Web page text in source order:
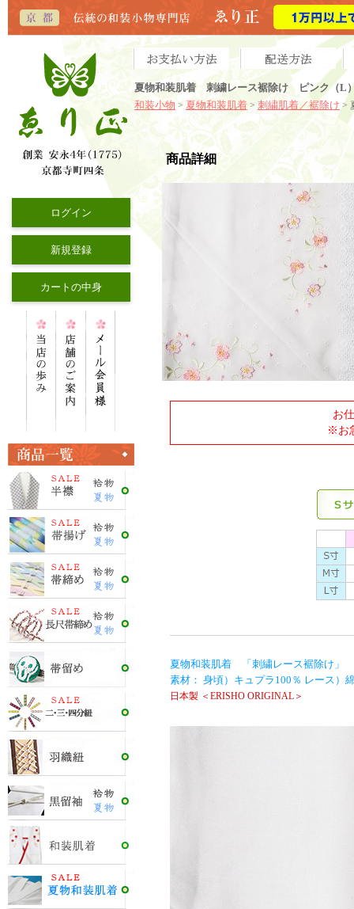
夏物和装肌着 刺繍レース裾除け ピンク（L
和装小物 > 夏物和装肌着 >刺繍肌着／裾除け >
ログイン
新規登録
カートの中身
商品詳細
お
※お
夏物和装肌着 「刺繍レース裾除け」
素材： 身頃）キュプラ100％ レース）
日本製 ＜ERISHO ORIGINAL＞